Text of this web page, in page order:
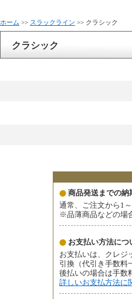
ホーム >> スラックライン >> クラシック
クラシック
商品発送までの納
通常、ご注文から1
※品薄商品などの場
お支払い方法につ
お支払いは、クレジ
引換（代引き手数料
後払いの場合は手数
詳しいお支払方法に